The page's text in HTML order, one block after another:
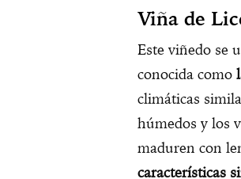
Viña de
Este viñedo se
conocida como
climáticas
húmedos y los
maduren con
características